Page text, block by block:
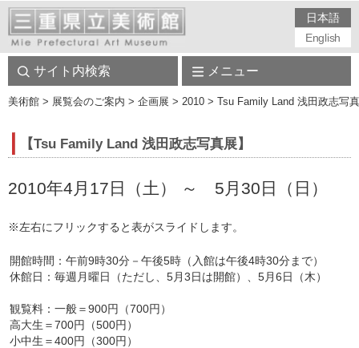
日本語
English
サイト内検索 メニュー
美術館 > 展覧会のご案内 > 企画展 > 2010 > Tsu Family Land 浅田政志写
【Tsu Family Land 浅田政志写真展】
2010年4月17日（土） ～ 5月30日（日）
※左右にフリックすると表がスライドします。
開館時間：午前9時30分－午後5時（入館は午後4時30分まで）
休館日：毎週月曜日（ただし、5月3日は開館）、5月6日（木）
観覧料：一般＝900円（700円）
高大生＝700円（500円）
小中生＝400円（300円）